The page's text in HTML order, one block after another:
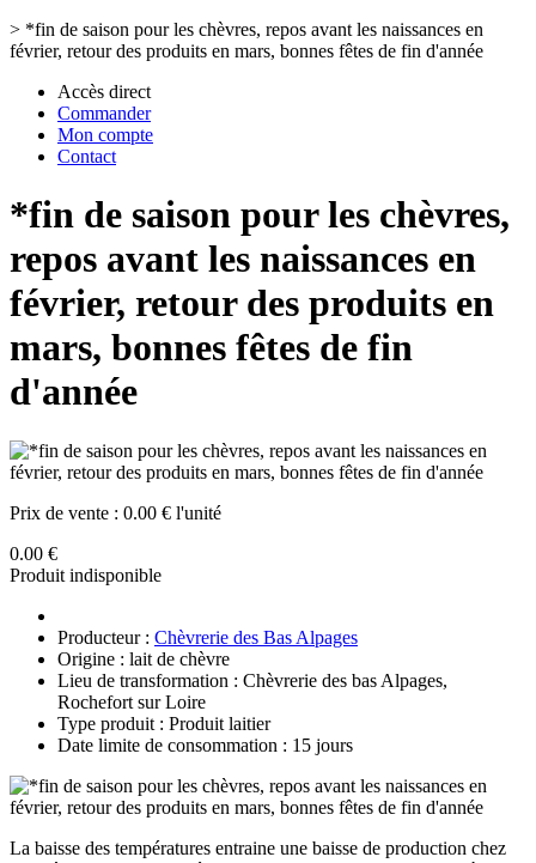
> *fin de saison pour les chèvres, repos avant les naissances en
février, retour des produits en mars, bonnes fêtes de fin d'année
Accès direct
Commander
Mon compte
Contact
*fin de saison pour les chèvres,
repos avant les naissances en
février, retour des produits en
mars, bonnes fêtes de fin
d'année
Prix de vente : 0.00 € l'unité
0.00 €
Produit indisponible
Producteur : Chèvrerie des Bas Alpages
Origine : lait de chèvre
Lieu de transformation : Chèvrerie des bas Alpages,
Rochefort sur Loire
Type produit : Produit laitier
Date limite de consommation : 15 jours
La baisse des températures entraine une baisse de production chez